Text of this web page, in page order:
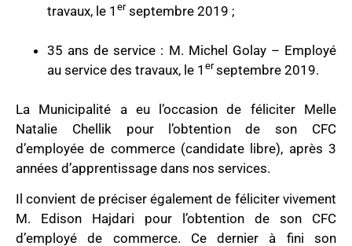
travaux, le 1 erseptembre 2019 ;
35 ans de service : M. Michel Golay – Employé
au service des travaux, le 1 erseptembre 2019.
La Municipalité a eu l’occasion de féliciter Melle
Natalie Chellik pour l’obtention de son CFC
d’employée de commerce (candidate libre), après 3
années d’apprentissage dans nos services.
Il convient de préciser également de féliciter vivement
M. Edison Hajdari pour l’obtention de son CFC
d’employé de commerce. Ce dernier à fini son